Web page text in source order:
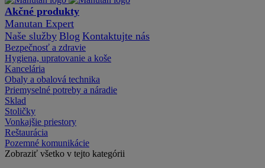
Akčné produkty
Manutan Expert
Naše služby Blog Kontaktujte nás
Bezpečnosť a zdravie
Hygiena, upratovanie a koše
Kancelária
Obaly a obalová technika
Priemyselné potreby a náradie
Sklad
Stoličky
Vonkajšie priestory
Reštaurácia
Pozemné komunikácie
Zobraziť všetko v tejto kategórii